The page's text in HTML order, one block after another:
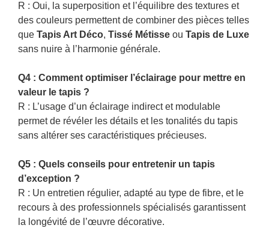
R : Oui, la superposition et l’équilibre des textures et
des couleurs permettent de combiner des pièces telles
que Tapis Art Déco, Tissé Métisse ou Tapis de Luxe
sans nuire à l’harmonie générale.
Q4 : Comment optimiser l’éclairage pour mettre en
valeur le tapis ?
R : L’usage d’un éclairage indirect et modulable
permet de révéler les détails et les tonalités du tapis
sans altérer ses caractéristiques précieuses.
Q5 : Quels conseils pour entretenir un tapis
d’exception ?
R : Un entretien régulier, adapté au type de fibre, et le
recours à des professionnels spécialisés garantissent
la longévité de l’œuvre décorative.